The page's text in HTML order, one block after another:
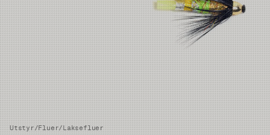
Utstyr/Fluer/Laksefluer